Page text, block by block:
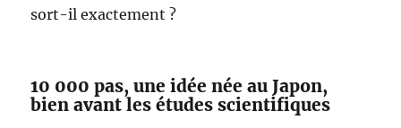
sort-il exactement ?
10 000 pas, une idée née au Japon,
bien avant les études scientifiques